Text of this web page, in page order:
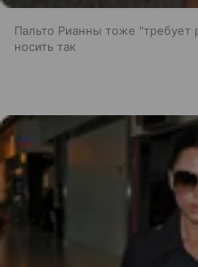
Пальто Рианны тоже "требует
носить так